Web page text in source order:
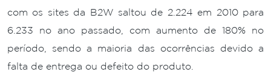
com os sites da B2W saltou de 2.224 em 2010 para
6.233 no ano passado, com aumento de 180% no
período, sendo a maioria das ocorrências devido a
falta de entrega ou defeito do produto.